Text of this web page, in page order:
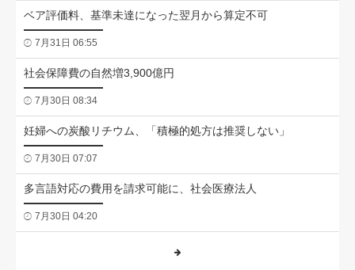
ベア評価料、基準未達になった翌月から算定不可
7月31日 06:55
社会保障費の自然増3,900億円
7月30日 08:34
妊婦への炭酸リチウム、「積極的処方は推奨しない」
7月30日 07:07
多言語対応の費用を請求可能に、社会医療法人
7月30日 04:20